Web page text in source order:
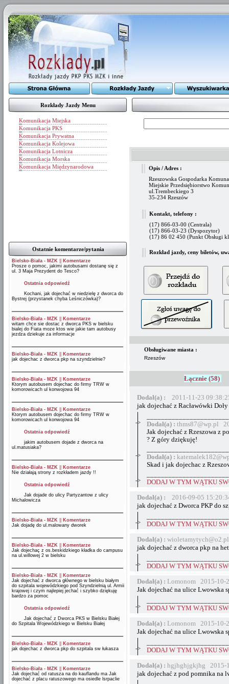
Rozkłady Jazdy Menu
Komunikacja Miejska
Komunikacja PKS
Komunikacja Prywatna
Komunikacja Kolejowa
Komunikacja Lotnicza
Komunikacja Morska
Komunikacja Międzynarodowa
Ostatnie komentarze/pytania
Bielsko-Biała - MZK
Komentarze
Prosze o pomoc, jakimi autobusami dostanę się z
ul. 3 Maja Prezydent do Tesco?
Ostatnia odpowiedź
Kochani, jak dojechać w niedzielę z dworca do
Bystrej (przystanek chyba Leśniczówka)?
Bielsko-Biała - MZK
Komentarze
witam chce sie dostac z dworca PKS w bielsku
bialej do Fiata moze ktos wie jakie tam autobusy
jezdza dziekuje za informacje
Bielsko-Biała - MZK
Komentarze
jak dojechac z dworca pkp na szyndzielnie?
Bielsko-Biała - MZK
Komentarze
Ktorym autobusem dojechac do firmy TRW w
komorowicach ul konwojowa 94
Bielsko-Biała - MZK
Komentarze
Ktorym autobusem dojechac do firmy TRW w
komorowicach ul konwojowa 94
Ostatnia odpowiedź
jakim autobusem dojade z dworca na
ul.matusiaka?
Bielsko-Biała - MZK
Komentarze
Nie działają strony z rozkładem jazdy !!
Ostatnia odpowiedź
Jak dojade do ulicy Partyzantow z ulicy
Michalowicza
Bielsko-Biała - MZK
Komentarze
Jak dojadę do ul.malowany dworek
Bielsko-Biała - MZK
Komentarze
Jak dojechaç z os.beskidzkiego kładka do campusu
na ul.willowej 2 w bielsku
Bielsko-Biała - MZK
Komentarze
Jak dojechać z dworca głównego w bielsku białym
do szpitala wojewódzkiego pod Szyndzielnią ul. Armii
krajowej i czym najlepiej jechać i szybko dziękuję
bardzo za pomoc
Ostatnia odpowiedź
Jak dojechać z Dworca PKS w Bielsku Białej
do Szpitala Wojewódzkiego w Bielsku Białej
Bielsko-Biała - MZK
Komentarze
jak dojechac z dworca pkp do szpitala sw łukasza
Bielsko-Biała - MZK
Komentarze
Jak dojechać od ratusza na do kauflandu ma Jak
dojechać z placu ratuszowego ma osiedle lsrpaclie
Opis / Adres :
Rzeszowska Gospodarka
Miejskie Przedsiębiorstwo
ul.Trembeckiego 3
35-234 Rzeszów
Kontakt, telefony :
(17) 866-03-00 (Centrala)
(17) 866-03-23 (Dyspozytor)
(17) 86 02 450 (Punkt Obsługi
Rozkład jazdy, ceny biletów,
Obsługiwane miasta :
Rzeszów
Łącznie (58)
Dodał(a) :
2011-11-23
jak dojechać z Racławówki
->
Dodał(a) : thms87@wp.pl
Jak dojechać z Rzeszowa z
? Z góry dziękuję!
->
Dodał(a) :
Skad i jak dojechac z
->
DODAJ W TYM WĄTKU
Dodał(a) :
2016-09-05
jak dojechać z Dworca PKP do
->
DODAJ W TYM WĄTKU
Dodał(a) :
jak dojechać z dworca pkp na
->
DODAJ W TYM WĄTKU
Dodał(a) : Lomonom 2015-10-
Jak dojechać na ulice Lwowska
->
DODAJ W TYM WĄTKU
Dodał(a) : Lomonom 2015-10-
Jak dojechać na ulice Lwowska
->
DODAJ W TYM WĄTKU
Dodał(a) : hgjhghjgkjhg 2015-
jak dojechać z pod pomnika na